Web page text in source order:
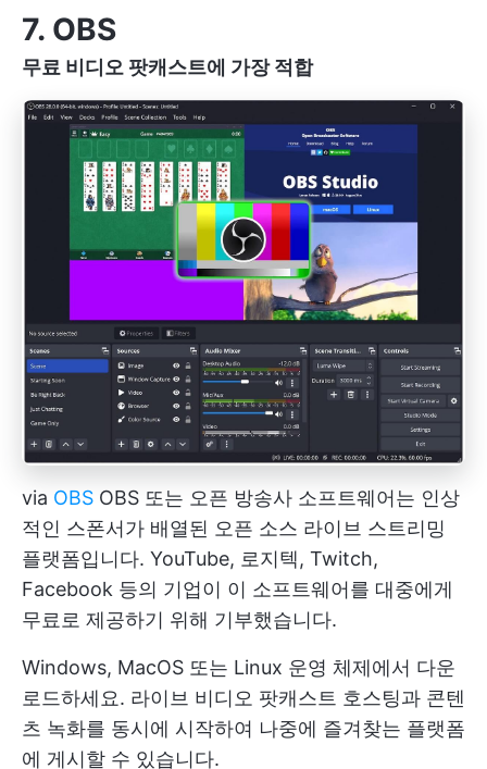
7. OBS
무료 비디오 팟캐스트에 가장 적합
via OBS OBS 또는 오픈 방송사 소프트웨어는 인상
적인 스폰서가 배열된 오픈 소스 라이브 스트리밍
플랫폼입니다. YouTube, 로지텍, Twitch,
Facebook 등의 기업이 이 소프트웨어를 대중에게
무료로 제공하기 위해 기부했습니다.
Windows, MacOS 또는 Linux 운영 체제에서 다운
로드하세요. 라이브 비디오 팟캐스트 호스팅과 콘텐
츠 녹화를 동시에 시작하여 나중에 즐겨찾는 플랫폼
에 게시할 수 있습니다.